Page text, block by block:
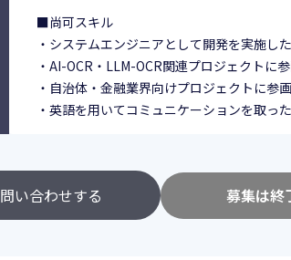
■尚可スキル
・システムエンジニアとして開発を実施し
・AI-OCR・LLM-OCR関連プロジェクトに
・自治体・金融業界向けプロジェクトに参
・英語を用いてコミュニケーションを取っ
問い合わせする 募集は終